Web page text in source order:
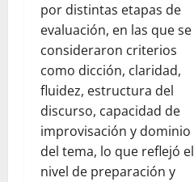
por distintas etapas de
evaluación, en las que se
consideraron criterios
como dicción, claridad,
fluidez, estructura del
discurso, capacidad de
improvisación y dominio
del tema, lo que reflejó el
nivel de preparación y